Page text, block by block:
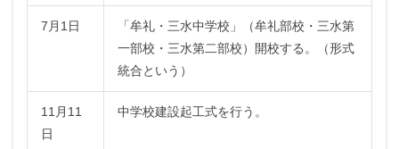
7月1日
「牟礼・三水中学校」（牟礼部校・三水第
一部校・三水第二部校）開校する。（形式
統合という）
11月11
日
中学校建設起工式を行う。